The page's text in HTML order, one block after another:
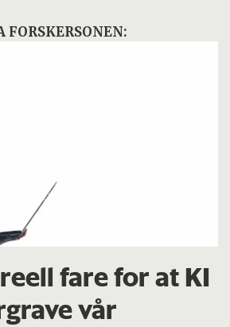
FORSKERSONEN:
fare for at KI
vår